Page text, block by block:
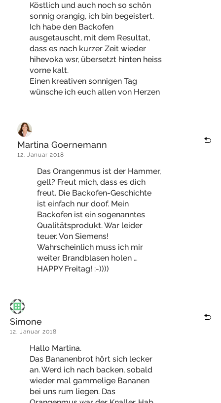
Köstlich und auch noch so schön
sonnig orangig, ich bin begeistert.
Ich habe den Backofen
ausgetauscht, mit dem Resultat,
dass es nach kurzer Zeit wieder
hihevoka wsr, übersetzt hinten heiss
vorne kalt.
Einen kreativen sonnigen Tag
wünsche ich euch allen von Herzen
Martina Goernemann
12. Januar 2018
Das Orangenmus ist der Hammer,
gell? Freut mich, dass es dich
freut. Die Backofen-Geschichte
ist einfach nur doof. Mein
Backofen ist ein sogenanntes
Qualitätsprodukt. War leider
teuer. Von Siemens!
Wahrscheinlich muss ich mir
weiter Brandblasen holen …
HAPPY Freitag! :-))))
Simone
12. Januar 2018
Hallo Martina.
Das Bananenbrot hört sich lecker
an. Werd ich nach backen, sobald
wieder mal gammelige Bananen
bei uns rum liegen. Das